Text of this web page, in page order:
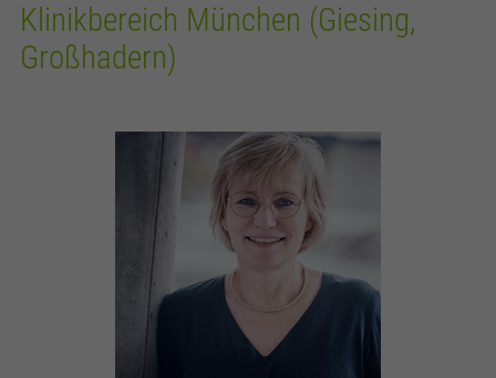
Klinikbereich München (Giesing,
Großhadern)